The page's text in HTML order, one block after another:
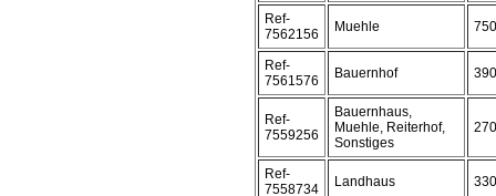
Ref-
7562156
Muehle
Ref-
7561576
Bauernhof
Ref-
7559256
Bauernhaus,
Muehle, Reiterhof,
Sonstiges
Ref-
7558734
Landhaus